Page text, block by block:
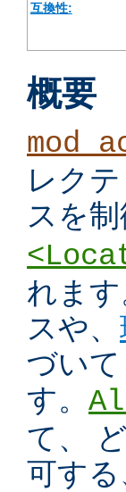
互換性:
概要
レク
スを
れま
スや、
づい
す。
て、
可す